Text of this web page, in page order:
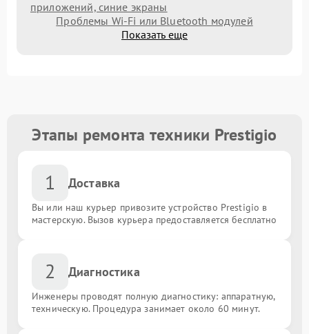
приложений, синие экраны
Проблемы Wi‑Fi или Bluetooth модулей
Показать еще
Этапы ремонта техники Prestigio
1 Доставка
Вы или наш курьер привозите устройство Prestigio в
мастерскую. Вызов курьера предоставляется бесплатно
2 Диагностика
Инженеры проводят полную диагностику: аппаратную,
техническую. Процедура занимает около 60 минут.